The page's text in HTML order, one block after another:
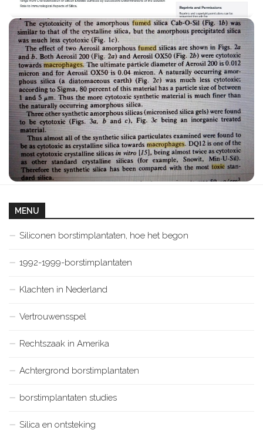
MENU
Siliconen borstimplantaten, hoe het begon
1992-1999-borstimplantaten
Klachten in Nederland
Vertrouwensspel
Rechtszaak in Amerika
Achtergrond borstimplantaten
borstimplantaten studies
Silica en ontsteking